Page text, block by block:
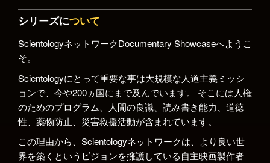
シリーズについて
ScientologyネットワークDocumentary Showcaseへようこ
そ。
Scientologyにとって重要な事は大規模な人道主義ミッシ
ョンで、今や200ヵ国にまで及んでいます。 そこには人権
のためのプログラム、人間の良識、読み書き能力、道徳
性、薬物防止、災害救援活動が含まれています。
この理由から、Scientologyネットワークは、より良い世
界を築くというビジョンを擁護している自主映画製作者